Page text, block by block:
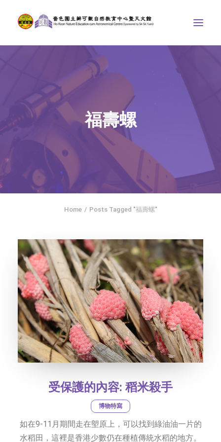
天文館
博物天地
比賽/專題計劃
聯絡我們
SEARCH
社交平台
字型大小
福壽螺
Home Posts Tagged "福壽螺"
受保護的內容: 稻米殺手
博物特寫
如在9-11月期間走在塱原上，可以找到綠油油一片的
水稻田，這裡是香港少數仍在種植傳統水稻的地方。